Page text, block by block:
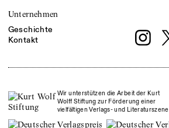
Unternehmen
Geschichte
Kontakt
Wir unterstützen die Arbeit der Kurt
Wolff Stiftung zur Förderung einer
vielfältigen Verlags- und Literaturszene